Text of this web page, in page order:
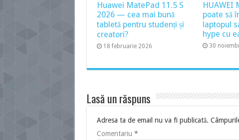
Huawei MatePad 11.5 S
2026 — cea mai bună
tabletă pentru studenți și
creatori?
18 februarie 2026
HUAWEI
poate să
laptopul
hype cu
30
Lasă un răspuns
Adresa ta de email nu va fi publicată.
Comentariu *